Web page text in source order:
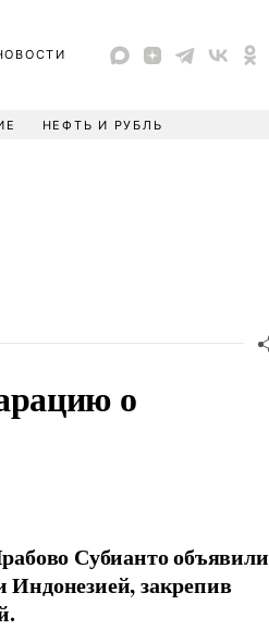
НЕФТЬ И РУБЛЬ
о
Субианто объявили
Индонезией, закрепив